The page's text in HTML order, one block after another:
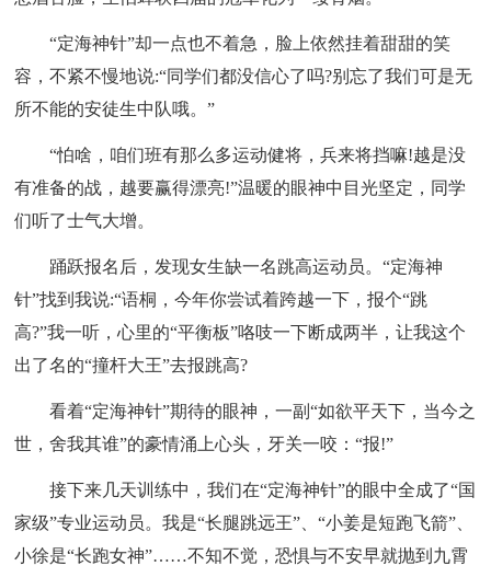
“定海神针”却一点也不着急，脸上依然挂着甜甜的笑
容，不紧不慢地说:“同学们都没信心了吗?别忘了我们可是无
所不能的安徒生中队哦。”
“怕啥，咱们班有那么多运动健将，兵来将挡嘛!越是没
有准备的战，越要赢得漂亮!”温暖的眼神中目光坚定，同学
们听了士气大增。
踊跃报名后，发现女生缺一名跳高运动员。“定海神
针”找到我说:“语桐，今年你尝试着跨越一下，报个“跳
高?”我一听，心里的“平衡板”咯吱一下断成两半，让我这个
出了名的“撞杆大王”去报跳高?
看着“定海神针”期待的眼神，一副“如欲平天下，当今之
世，舍我其谁”的豪情涌上心头，牙关一咬：“报!”
接下来几天训练中，我们在“定海神针”的眼中全成了“国
家级”专业运动员。我是“长腿跳远王”、“小姜是短跑飞箭”、
小徐是“长跑女神”……不知不觉，恐惧与不安早就抛到九霄